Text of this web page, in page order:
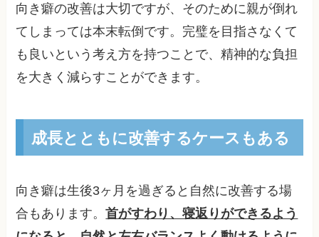
向き癖の改善は大切ですが、そのために親が倒れ
てしまっては本末転倒です。完璧を目指さなくて
も良いという考え方を持つことで、精神的な負担
を大きく減らすことができます。
成長とともに改善するケースもある
向き癖は生後3ヶ月を過ぎると自然に改善する場
合もあります。首がすわり、寝返りができるよう